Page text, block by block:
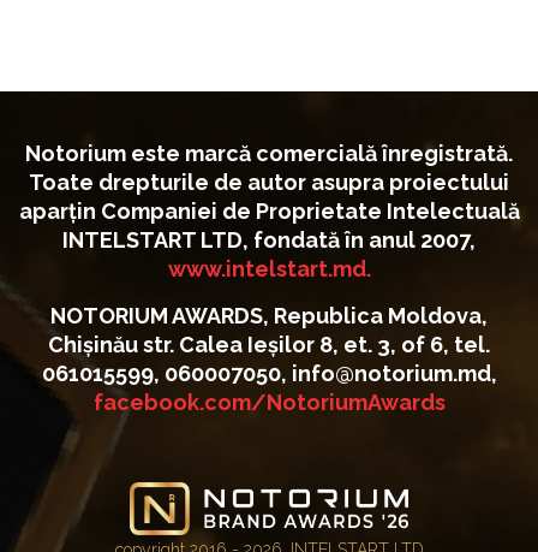
Notorium este marcă comercială înregistrată.
Toate drepturile de autor asupra proiectului
aparțin Companiei de Proprietate Intelectuală
INTELSTART LTD, fondată în anul 2007,
www.intelstart.md.
NOTORIUM AWARDS, Republica Moldova,
Chișinău str. Calea Ieșilor 8, et. 3, of 6, tel.
061015599, 060007050, info@notorium.md,
facebook.com/NotoriumAwards